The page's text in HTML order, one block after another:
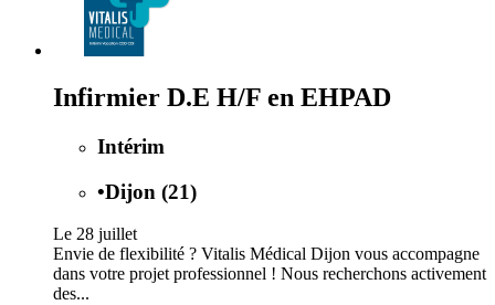
Infirmier D.E H/F en EHPAD
Intérim
•Dijon (21)
Le 28 juillet
Envie de flexibilité ? Vitalis Médical Dijon vous accompagne
dans votre projet professionnel ! Nous recherchons activement
des...